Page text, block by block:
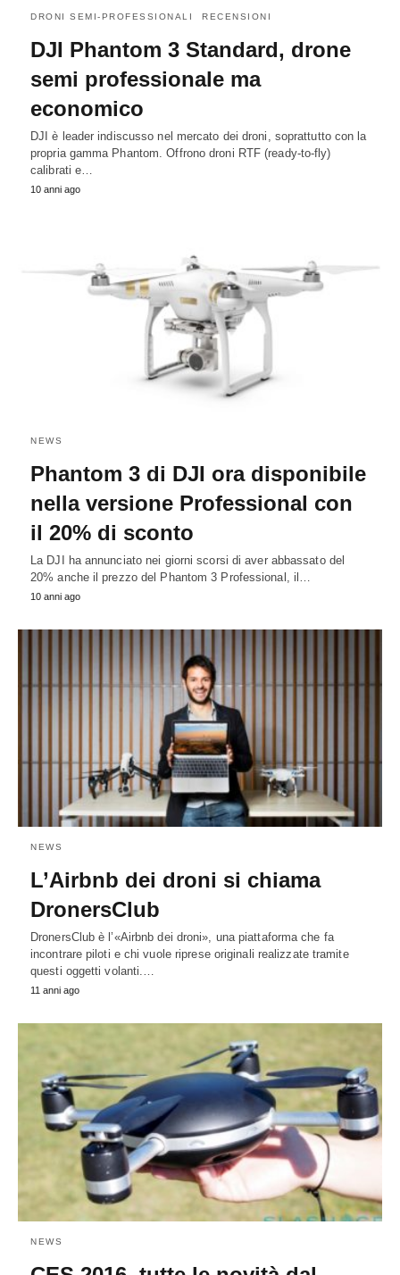
DRONI SEMI-PROFESSIONALI RECENSIONI
DJI Phantom 3 Standard, drone
semi professionale ma
economico
DJI è leader indiscusso nel mercato dei droni, soprattutto con la
propria gamma Phantom. Offrono droni RTF (ready-to-fly)
calibrati e…
10 anni ago
NEWS
Phantom 3 di DJI ora disponibile
nella versione Professional con
il 20% di sconto
La DJI ha annunciato nei giorni scorsi di aver abbassato del
20% anche il prezzo del Phantom 3 Professional, il…
10 anni ago
NEWS
L’Airbnb dei droni si chiama
DronersClub
DronersClub è l’«Airbnb dei droni», una piattaforma che fa
incontrare piloti e chi vuole riprese originali realizzate tramite
questi oggetti volanti.…
11 anni ago
NEWS